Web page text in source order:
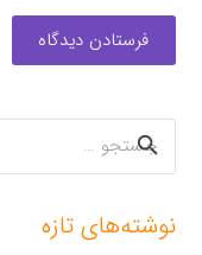
فرستادن دیدگاه
جستجو
برای:
نوشته‌های تازه